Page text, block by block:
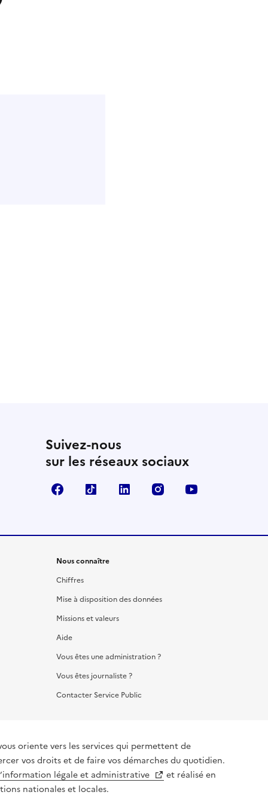
Suivez-nous
sur les réseaux sociaux
FacebookTikTok LinkedIn Instagram
Nous connaître
Chiffres
Mise à disposition des données
Missions et valeurs
Aide
Vous êtes une administration ?
Vous êtes journaliste ?
Contacter Service Public
oriente vers les services qui permettent de
vos droits et de faire vos démarches du quotidien.
légale et administrative
et réalisé en
nationales et locales.